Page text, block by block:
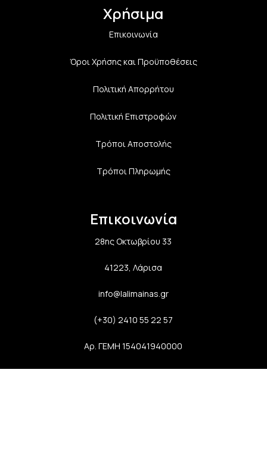
Χρήσιμα
Επικοινωνία
Όροι Χρήσης και Προϋποθέσεις
Πολιτική Aπορρήτου
Πολιτική Επιστροφών
Τρόποι Αποστολής
Τρόποι Πληρωμής
Επικοινωνία
28ης Οκτωβρίου 33
41223, Λάρισα
info@lalimainas.gr
(+30) 2410 55 22 57
Αρ. ΓΕΜΗ 154041940000
Ακολουθήστε μας